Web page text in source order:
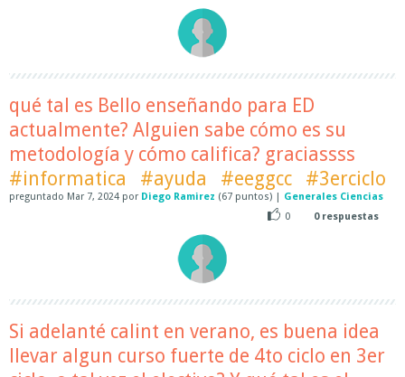
qué tal es Bello enseñando para ED
actualmente? Alguien sabe cómo es su
metodología y cómo califica? graciassss
#informatica
#ayuda #eeggcc #3erciclo
preguntado Mar 7, 2024 por Diego Ramirez (67 puntos) | Generales Ciencias
0
0respuestas
Si adelanté calint en verano, es buena idea
llevar algun curso fuerte de 4to ciclo en 3er